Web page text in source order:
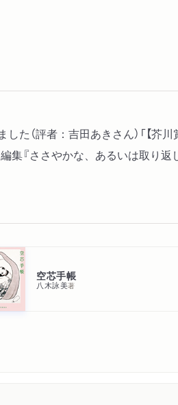
た（評者：吉田あきさん）「【芥
『ささやかな、あるいは取り返し
空芯手帳
八木詠美著